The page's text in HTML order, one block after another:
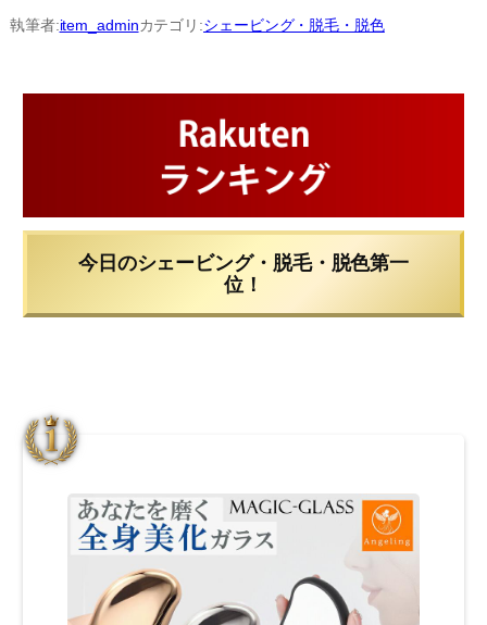
内
容
執筆者:item_adminカテゴリ:シェービング・脱毛・脱色
今日のシェービング・脱毛・脱色第一
位！